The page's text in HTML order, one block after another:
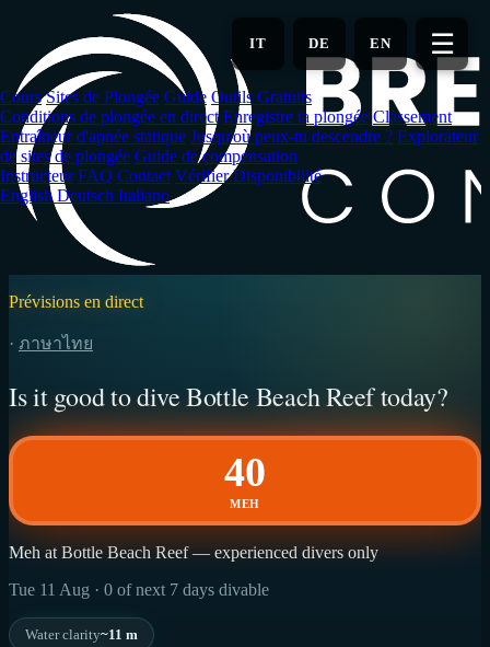
contenu
principal
EN
DE
IT ☰
Cours Sites de Plongée Guide Outils Gratuits
Conditions de plongée en direct Enregistre ta plongée Classement
Entraîneur d'apnée statique Jusqu'où peux-tu descendre ? Explorateur
de sites de plongée Guide de compensation
Instructeur FAQ Contact Vérifier Disponibilité
EnglishDeutsch Italiano
Prévisions en direct
· ภาษาไทย
Is it good to dive Bottle Beach Reef today?
40
MEH
Meh at Bottle Beach Reef — experienced divers only
Tue 11 Aug · 0 of next 7 days divable
Water clarity~11 m